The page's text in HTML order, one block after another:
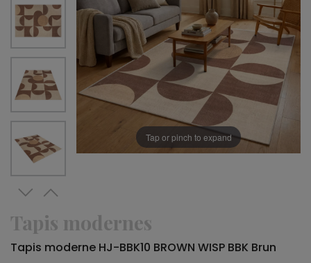
Tap or pinch to expand
Tapis modernes
Tapis moderne HJ-BBK10 BROWN WISP BBK Brun